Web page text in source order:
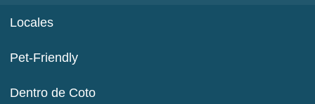
Locales
Pet-Friendly
Dentro de Coto